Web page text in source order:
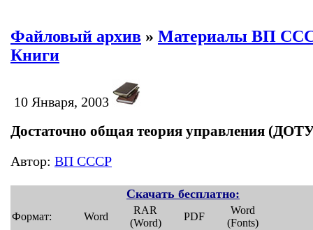
Файловый архив » Материалы ВП
Книги
10 Января, 2003
Достаточно общая теория управления
Автор: ВП СССР
Скачать бесплатно:
Формат: Word
RAR
(Word)
PDF
Word
(Fonts)